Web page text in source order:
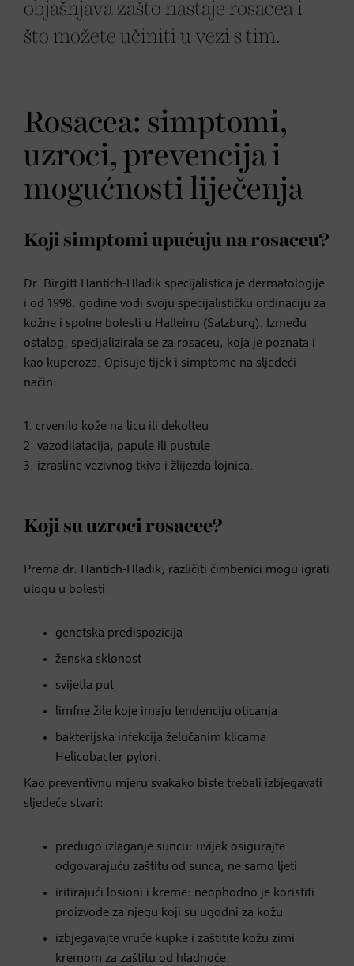
objašnjava zašto nastaje rosacea i
što možete učiniti u vezi s tim.
Rosacea: simptomi,
uzroci, prevencija i
mogućnosti liječenja
Koji simptomi upućuju na rosaceu?
Dr. Birgitt Hantich-Hladik specijalistica je dermatologije
i od 1998. godine vodi svoju specijalističku ordinaciju za
kožne i spolne bolesti u Halleinu (Salzburg). Između
ostalog, specijalizirala se za rosaceu, koja je poznata i
kao kuperoza. Opisuje tijek i simptome na sljedeći
način:
​1. crvenilo kože na licu ili dekolteu
2. vazodilatacija, papule ili pustule
3. izrasline vezivnog tkiva i žlijezda lojnica.
Koji su uzroci rosacee?
Prema dr. Hantich-Hladik, različiti čimbenici mogu igrati
ulogu u bolesti.
genetska predispozicija
ženska sklonost
svijetla put
limfne žile koje imaju tendenciju oticanja
bakterijska infekcija želučanim klicama
Helicobacter pylori.
Kao preventivnu mjeru svakako biste trebali izbjegavati
sljedeće stvari:
predugo izlaganje suncu: uvijek osigurajte
odgovarajuću zaštitu od sunca, ne samo ljeti
iritirajući losioni i kreme: neophodno je koristiti
proizvode za njegu koji su ugodni za kožu
izbjegavajte vruće kupke i zaštitite kožu zimi
kremom za zaštitu od hladnoće.